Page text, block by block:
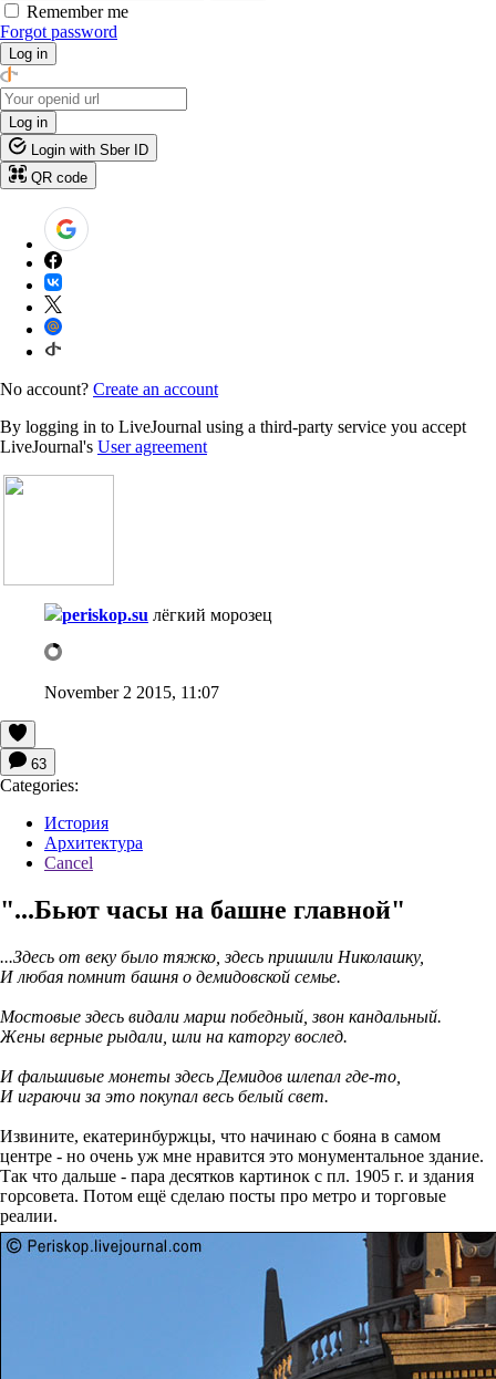
Remember me
Forgot password
Log in
Log in
Login with Sber ID
QR code
No account? Create an account
By logging in to LiveJournal using a third-party service you accept
LiveJournal's User agreement
periskop.su лёгкий морозец
November 2 2015, 11:07
63
Categories:
История
Архитектура
Cancel
"...Бьют часы на башне главной"
...Здесь от веку было тяжко, здесь пришили Николашку,
И любая помнит башня о демидовской семье.
Мостовые здесь видали марш победный, звон кандальный.
Жены верные рыдали, шли на каторгу вослед.
И фальшивые монеты здесь Демидов шлепал где-то,
И играючи за это покупал весь белый свет.
Извините, екатеринбуржцы, что начинаю с бояна в самом
центре - но очень уж мне нравится это монументальное здание.
Так что дальше - пара десятков картинок с пл. 1905 г. и здания
горсовета. Потом ещё сделаю посты про метро и торговые
реалии.